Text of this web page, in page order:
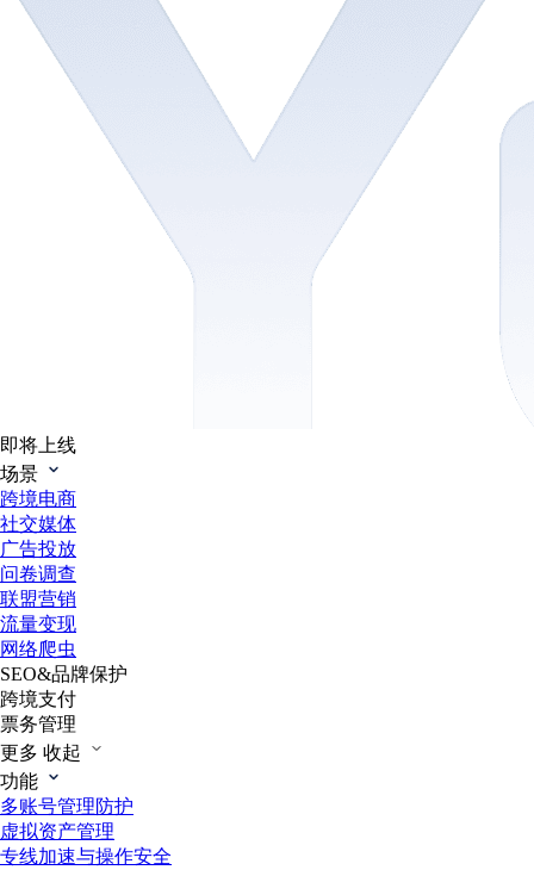
即将上线
场景
跨境电商
社交媒体
广告投放
问卷调查
联盟营销
流量变现
网络爬虫
SEO&品牌保护
跨境支付
票务管理
更多 收起
功能
多账号管理防护
虚拟资产管理
专线加速与操作安全